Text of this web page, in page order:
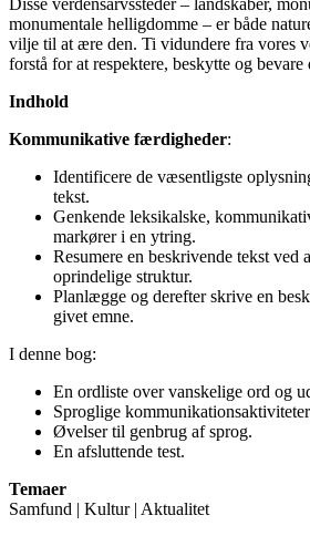
monumentale helligdomme – er både
vilje til at ære den. Ti vidundere fra vores
forstå for at respektere, beskytte og bevare
Indhold
Kommunikative færdigheder:
Identificere de væsentligste
tekst.
Genkende leksikalske,
markører i en ytring.
Resumere en beskrivende tekst ved
oprindelige struktur.
Planlægge og derefter skrive en
givet emne.
I denne bog:
En ordliste over vanskelige ord og
Sproglige
Øvelser til genbrug af sprog.
En afsluttende test.
Temaer
Samfund | Kultur | Aktualitet